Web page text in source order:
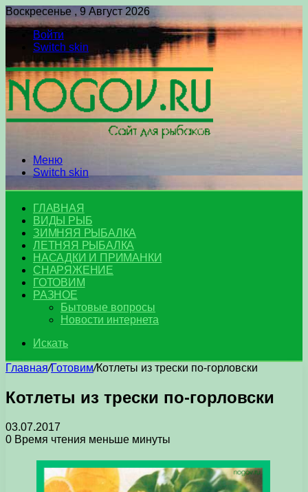
Воскресенье , 9 Август 2026
Войти
Switch skin
Меню
Switch skin
ГЛАВНАЯ
ВИДЫ РЫБ
ЗИМНЯЯ РЫБАЛКА
ЛЕТНЯЯ РЫБАЛКА
НАСАДКИ И ПРИМАНКИ
СНАРЯЖЕНИЕ
ГОТОВИМ
РАЗНОЕ
Бытовые вопросы
Новости интернета
Искать
Главная/Готовим/Котлеты из трески по-горловски
Котлеты из трески по-горловски
03.07.2017
0 Время чтения меньше минуты